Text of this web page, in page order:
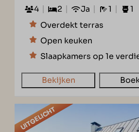
4
2 Ja 1
1
Overdekt terras
Open keuken
Slaapkamers op 1e
Bekijken
UITGELICHT